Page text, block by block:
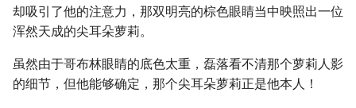
却吸引了他的注意力，那双明亮的棕色眼睛当中映照出一位
浑然天成的尖耳朵萝莉。
虽然由于哥布林眼睛的底色太重，磊落看不清那个萝莉人影
的细节，但他能够确定，那个尖耳朵萝莉正是他本人！